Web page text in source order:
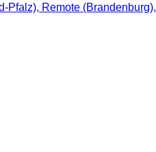
Pfalz), Remote